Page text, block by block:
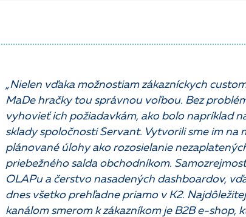
„Nielen vďaka možnostiam zákazníckych
MaDe hračky tou správnou voľbou. Bez
vyhovieť ich požiadavkám, ako bolo napríklad
sklady spoločnosti Servant. Vytvorili sme im na
plánované úlohy ako rozosielanie
priebežného salda obchodníkom.
OLAPu a čerstvo nasadených dashboardov,
dnes všetko prehľadne priamo v K2.
kanálom smerom k zákazníkom je B2B e-shop,